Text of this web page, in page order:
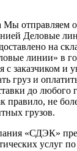
Мы отправляем
Деловые
на
линии» в
с заказчиком и
груз и
до любого
правило, не
грузов.
«СДЭК»
услуг